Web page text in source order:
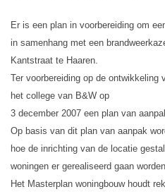
Er is een plan in voorbereiding om
in samenhang met een
Kantstraat te Haaren.
Ter voorbereiding op de ontwikkeling
het college van B&W op
3 december 2007 een plan van
Op basis van dit plan van aanpak
hoe de inrichting van de locatie
woningen er gerealiseerd gaan
Het Masterplan woningbouw houdt